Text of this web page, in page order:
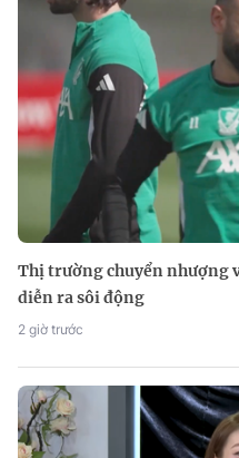
Thị trường chuyển nhượng
diễn ra sôi động
2 giờ trước